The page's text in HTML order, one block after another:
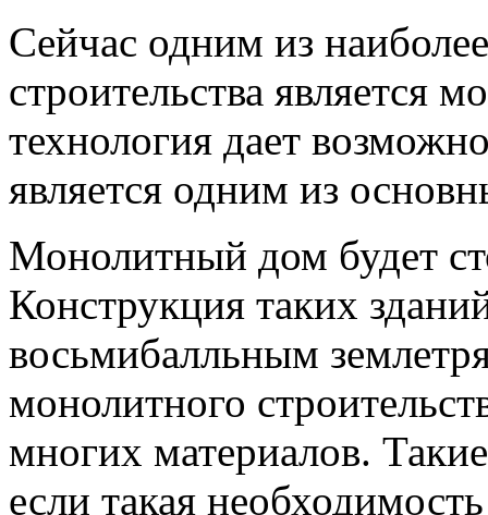
Сейчас одним из
строительства является
технология дает
является одним из
Монолитный дом будет
Конструкция таких
восьмибалльным
монолитного
многих материалов.
если такая